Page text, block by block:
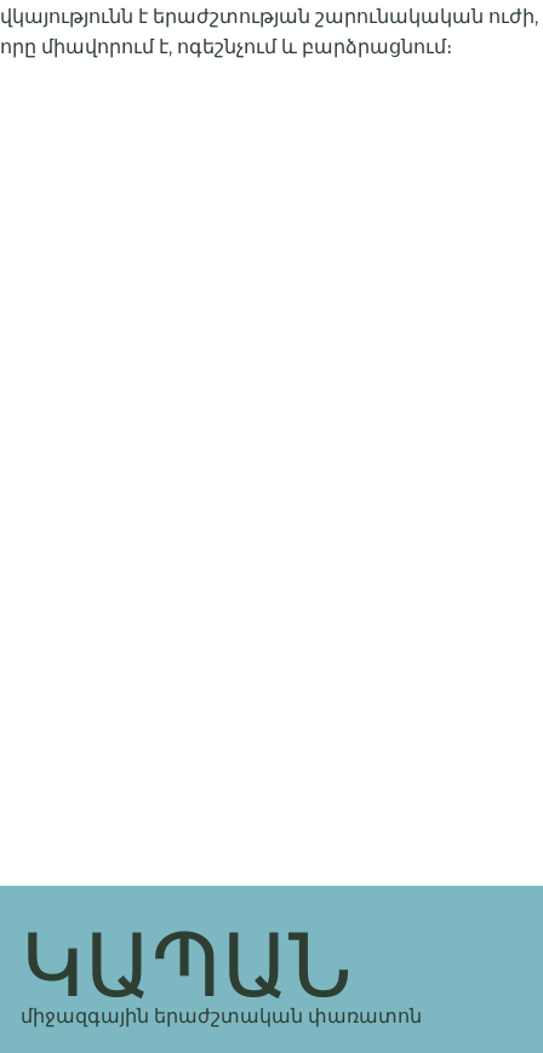
վկայությունն է երաժշտության շարունակական ուժի,
որը միավորում է, ոգեշնչում և բարձրացնում։
ԿԱՊԱՆ
միջազգային երաժշտական փառատոն